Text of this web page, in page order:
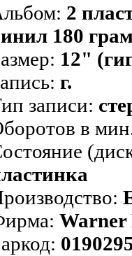
2
180
12"
г.
записи:
в
Warner